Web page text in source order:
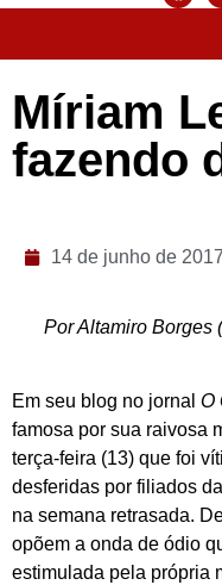
Míriam
fazendo
14 de junho de 2017
Por Altamiro Borges
Em seu blog no jornal O
famosa por sua raivosa
terça-feira (13) que foi
desferidas por filiados
na semana retrasada.
opõem a onda de ódio
estimulada pela própria